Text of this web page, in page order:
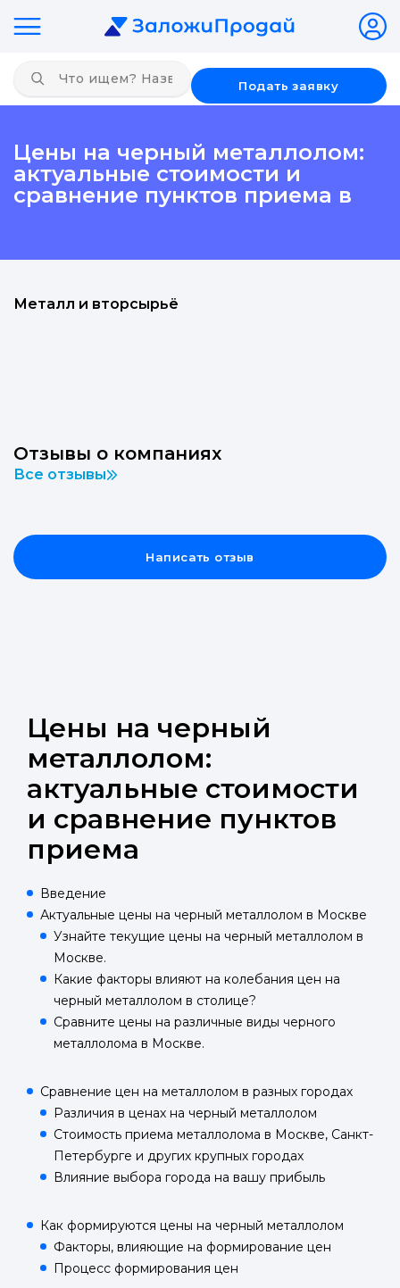
Подать заявку
Цены на черный металлолом:
актуальные стоимости и
сравнение пунктов приема в
Металл и вторсырьё
Отзывы о компаниях
Все отзывы
Написать отзыв
Цены на черный
металлолом:
актуальные стоимости
и сравнение пунктов
приема
Введение
Актуальные цены на черный металлолом в Москве
Узнайте текущие цены на черный металлолом в
Москве.
Какие факторы влияют на колебания цен на
черный металлолом в столице?
Сравните цены на различные виды черного
металлолома в Москве.
Сравнение цен на металлолом в разных городах
Различия в ценах на черный металлолом
Стоимость приема металлолома в Москве, Санкт-
Петербурге и других крупных городах
Влияние выбора города на вашу прибыль
Как формируются цены на черный металлолом
Факторы, влияющие на формирование цен
Процесс формирования цен